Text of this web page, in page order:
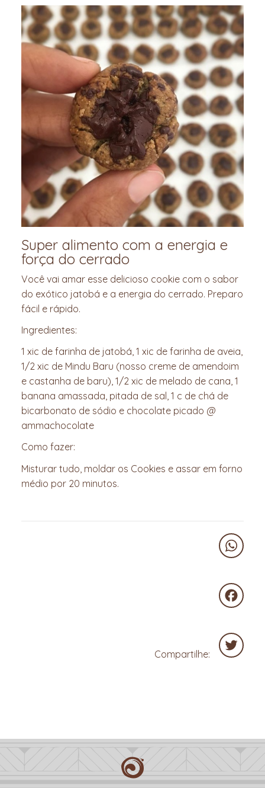
Super alimento com a energia e
força do cerrado
Você vai amar esse delicioso cookie com o sabor
do exótico jatobá e a energia do cerrado. Preparo
fácil e rápido.
Ingredientes:
1 xic de farinha de jatobá, 1 xic de farinha de aveia,
1/2 xic de Mindu Baru (nosso creme de amendoim
e castanha de baru), 1/2 xic de melado de cana, 1
banana amassada, pitada de sal, 1 c de chá de
bicarbonato de sódio e chocolate picado @
ammachocolate
Como fazer:
Misturar tudo, moldar os Cookies e assar em forno
médio por 20 minutos.
Compartilhe: